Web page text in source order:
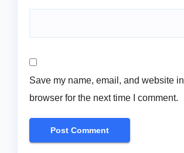
Save my name, email, and website
browser for the next time I comment.